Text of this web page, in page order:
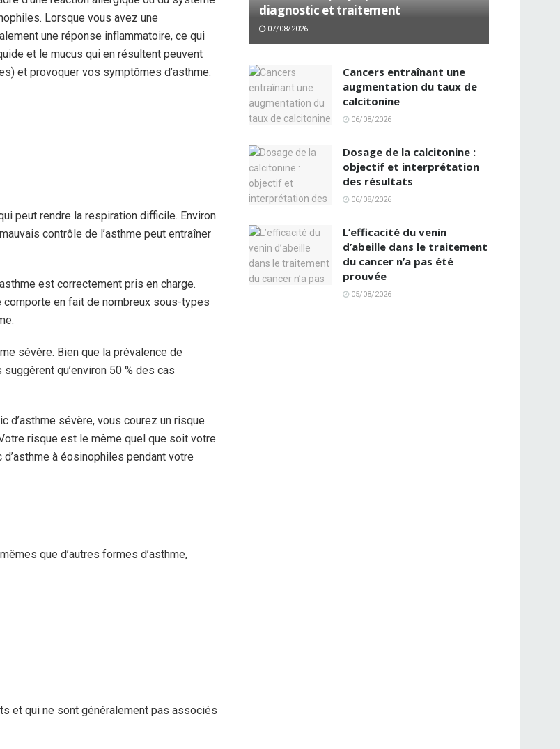
Lorsque vous avez une
une réponse inflammatoire, ce qui
et le mucus qui en résultent peuvent
et provoquer vos symptômes d’asthme.
peut rendre la respiration difficile. Environ
contrôle de l’asthme peut entraîner
est correctement pris en charge.
comporte en fait de nombreux sous-types
sévère. Bien que la prévalence de
qu’environ 50 % des cas
d’asthme sévère, vous courez un risque
risque est le même quel que soit votre
à éosinophiles pendant votre
que d’autres formes d’asthme,
et qui ne sont généralement pas associés
diagnostic et traitement
07/08/2026
Cancers entraînant une
augmentation du taux de
calcitonine
06/08/2026
Dosage de la calcitonine :
objectif et interprétation
des résultats
06/08/2026
L’efficacité du venin
d’abeille dans le traitement
du cancer n’a pas été
prouvée
05/08/2026